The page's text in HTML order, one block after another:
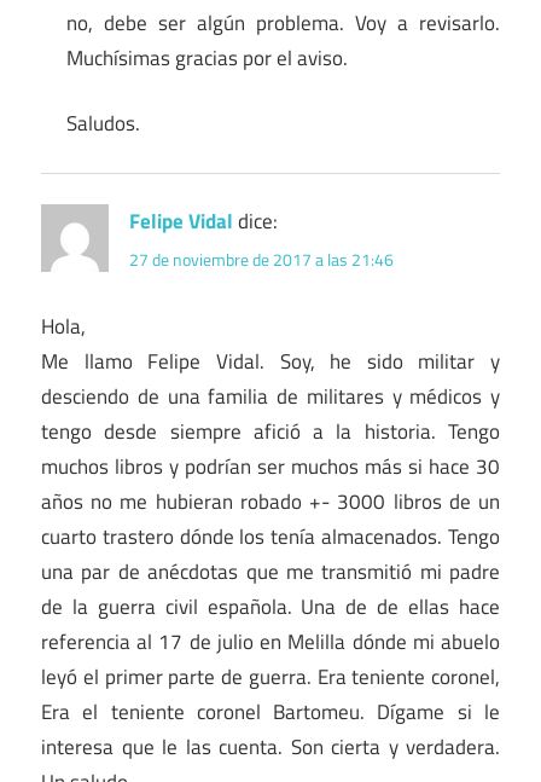
no, debe ser algún problema. Voy a revisarlo.
Muchísimas gracias por el aviso.
Saludos.
Felipe Vidaldice:
27 de noviembre de 2017 a las 21:46
Hola,
Me llamo Felipe Vidal. Soy, he sido militar y
desciendo de una familia de militares y médicos y
tengo desde siempre afició a la historia. Tengo
muchos libros y podrían ser muchos más si hace 30
años no me hubieran robado +- 3000 libros de un
cuarto trastero dónde los tenía almacenados. Tengo
una par de anécdotas que me transmitió mi padre
de la guerra civil española. Una de de ellas hace
referencia al 17 de julio en Melilla dónde mi abuelo
leyó el primer parte de guerra. Era teniente coronel,
Era el teniente coronel Bartomeu. Dígame si le
interesa que le las cuenta. Son cierta y verdadera.